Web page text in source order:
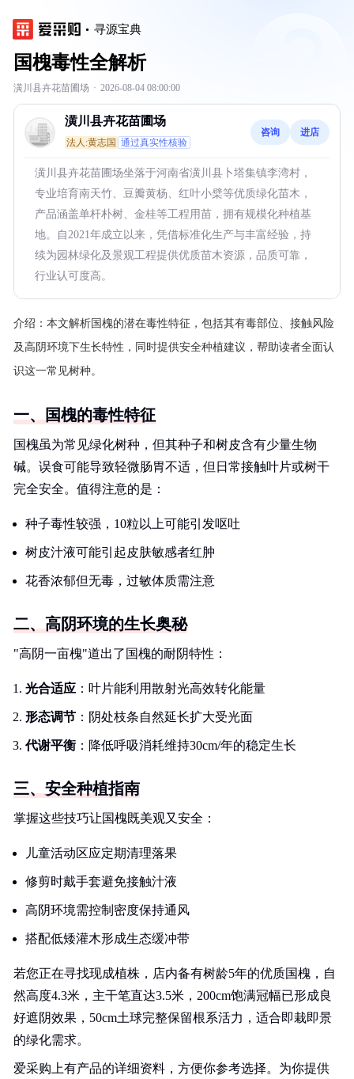
寻源宝典
国槐毒性全解析
潢川县卉花苗圃场 · 2026-08-04 08:00:00
潢川县卉花苗圃场
法人:黄志国 通过真实性核验
咨询 进店
潢川县卉花苗圃场坐落于河南省潢川县卜塔集镇李湾村，
专业培育南天竹、豆瓣黄杨、红叶小檗等优质绿化苗木，
产品涵盖单杆朴树、金桂等工程用苗，拥有规模化种植基
地。自2021年成立以来，凭借标准化生产与丰富经验，持
续为园林绿化及景观工程提供优质苗木资源，品质可靠，
行业认可度高。
介绍： 本文解析国槐的潜在毒性特征，包括其有毒部位、接触风险
及高阴环境下生长特性，同时提供安全种植建议，帮助读者全面认
识这一常见树种。
一、国槐的毒性特征
国槐虽为常见绿化树种，但其种子和树皮含有少量生物
碱。误食可能导致轻微肠胃不适，但日常接触叶片或树干
完全安全。值得注意的是：
种子毒性较强，10粒以上可能引发呕吐
树皮汁液可能引起皮肤敏感者红肿
花香浓郁但无毒，过敏体质需注意
二、高阴环境的生长奥秘
"高阴一亩槐"道出了国槐的耐阴特性：
光合适应 ：叶片能利用散射光高效转化能量
形态调节 ：阴处枝条自然延长扩大受光面
代谢平衡 ：降低呼吸消耗维持30cm/年的稳定生长
三、安全种植指南
掌握这些技巧让国槐既美观又安全：
儿童活动区应定期清理落果
修剪时戴手套避免接触汁液
高阴环境需控制密度保持通风
搭配低矮灌木形成生态缓冲带
若您正在寻找现成植株，店内备有树龄5年的优质国槐，自
然高度4.3米，主干笔直达3.5米，200cm饱满冠幅已形成良
好遮阴效果，50cm土球完整保留根系活力，适合即栽即景
的绿化需求。
爱采购上有产品的详细资料，方便你参考选择。为你提供